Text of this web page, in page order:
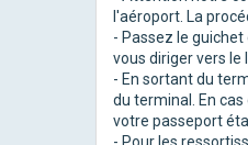
l'aéroport. La
- Passez le
vous diriger vers le
- En sortant du
du terminal. En
votre passeport